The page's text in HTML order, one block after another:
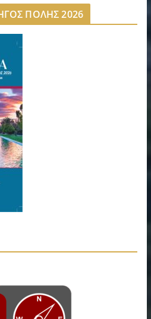
ΠΟΛΗΣ 2026